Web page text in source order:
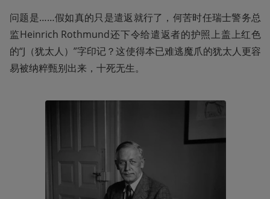
问题是……假如真的只是遣返就行了，何苦时任瑞士警务总
监Heinrich Rothmund还下令给遣返者的护照上盖上红色
的“J（犹太人）”字印记？这使得本已难逃魔爪的犹太人更容
易被纳粹甄别出来，十死无生。